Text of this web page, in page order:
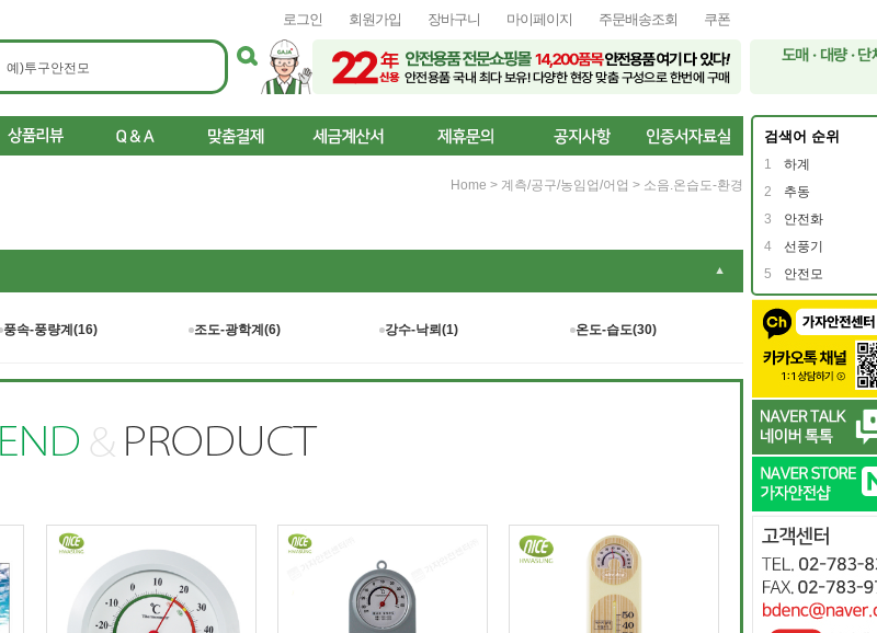
검색어 순위
1
하계
2
추동
3
안전화
4
선풍기
5
안전모
로그인 회원가입 장바구니 마이페이지 주문배송조회 쿠폰
Home > 계측/공구/농임업/어업 > 소음.온습도-환경
▼
풍속-풍량계(16) 조도-광학계(6) 강수-낙뢰(1) 온도-습도(30)